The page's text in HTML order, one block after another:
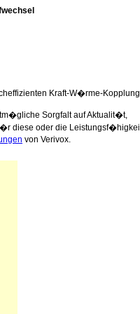
Kraft-W�rme-
Sorgfalt auf Aktualit�t,
diese oder die
von Verivox.